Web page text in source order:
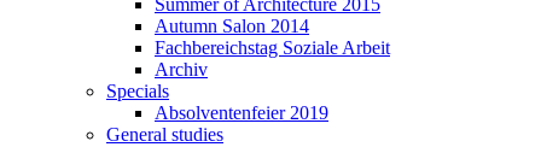
Summer of Architecture 2015
Autumn Salon 2014
Fachbereichstag Soziale Arbeit
Archiv
Specials
Absolventenfeier 2019
General studies